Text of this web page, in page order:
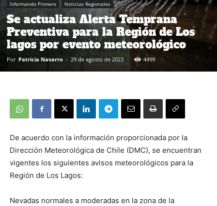
Informando Primero Noticias Regionales
Se actualiza Alerta Temprana
Preventiva para la Región de Los
lagos por evento meteorológico
Por Patricia Navarro - 29 de agosto de 2023 4499
De acuerdo con la información proporcionada por la
Dirección Meteorológica de Chile (DMC), se encuentran
vigentes los siguientes avisos meteorológicos para la
Región de Los Lagos:
Nevadas normales a moderadas en la zona de la